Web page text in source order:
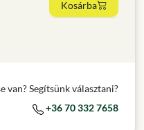
Kosárba
van? Segítsünk választani?
+36 70 332 7658